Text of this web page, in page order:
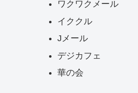
ワクワクメール
イククル
Jメール
デジカフェ
華の会